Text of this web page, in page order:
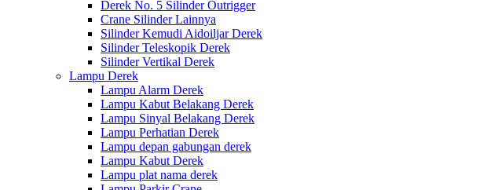
Derek No. 5 Silinder Outrigger
Crane Silinder Lainnya
Silinder Kemudi Aidoiljar Derek
Silinder Teleskopik Derek
Silinder Vertikal Derek
Lampu Derek
Lampu Alarm Derek
Lampu Kabut Belakang Derek
Lampu Sinyal Belakang Derek
Lampu Perhatian Derek
Lampu depan gabungan derek
Lampu Kabut Derek
Lampu plat nama derek